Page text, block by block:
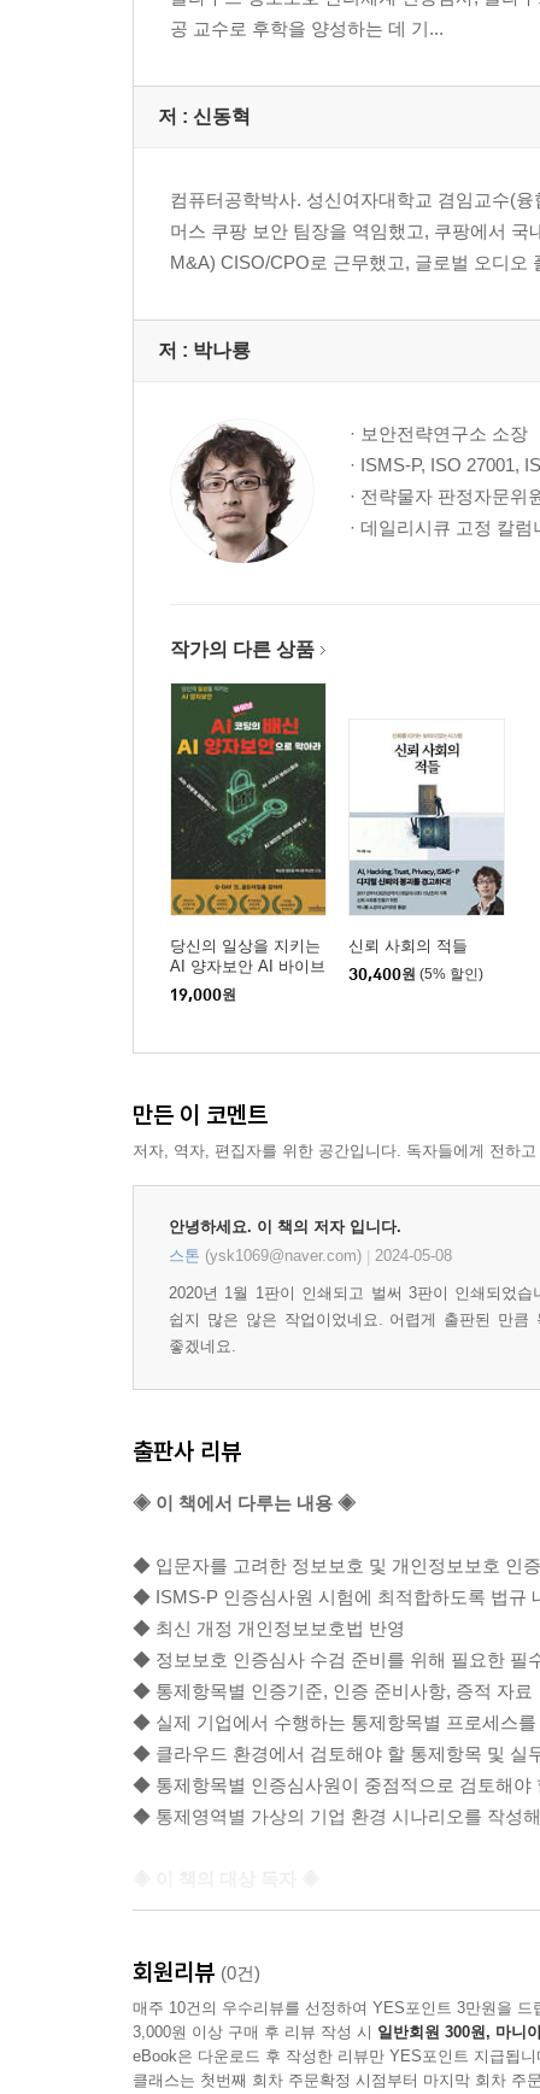
2.11.5 사고 대응 및 복구
__가. 인증 분야 및 항목 설명
2.12.2 재해복구 시험 및 개선
__나. 사례 연구
3.1 개인정보 수집 시 보호조치
__가. 인증 분야 및 항목 설명
3.1.3 주민등록번호 처리 제한
3.1.4 민감정보 및 고유식별정보의 처리 제한
3.1.5 개인정보 간접수집
3.1.6 영상정보처리기기 설치·운영
3.1.7 마케팅 목적의 개인정보 수집·이용
__가. 인증 분야 및 항목 설명
3.2.1 개인정보 현황 관리
3.2.2 개인정보 품질보장
3.2.3 이용자 단말기 접근 보호
3.2.4 개인정보 목적 외 이용 및 제공
3.2.5 가명정보 처리
3.3 개인정보 제공 시 보호조치
__가. 인증 분야 및 항목 설명
3.3.1 개인정보 제3자 제공
3.3.2 개인정보 처리 업무 위탁
3.3.3 영업의 양도 등에 따른 개인정보 이전
3.3.4 개인정보 국외이전
__가. 인증 분야 및 항목 설명
3.4.1 개인정보 파기
3.4.2 처리목적 달성 후 보유 시 조치
3.5 정보주체 권리보호
__가. 인증 분야 및 항목 설명
3.5.1 개인정보처리방침 공개
3.5.2 정보주체 권리보장
__나. 사례 연구
공 교수로 후학을 양성하는 데 기...
저 : 신동혁
컴퓨터공학박사. 성신여자대학교 겸임교수(
머스 쿠팡 보안 팀장을 역임했고, 쿠팡에서
M&A) CISO/CPO로 근무했고, 글로벌 오디오
저 : 박나룡
· 보안전략연구소 소장
· ISMS-P, ISO 27001,
· 전략물자 판정자문위
· 데일리시큐 고정 칼럼
작가의 다른 상품
당신의 일상을 지키는
AI 양자보안 AI 바이브
코딩의 배신 AI 양자보
안으로 막아라
19,000원
신뢰 사회의 적들
30,400원 (5% 할인)
만든 이 코멘트
저자, 역자, 편집자를 위한 공간입니다. 독자들에게 전하
안녕하세요. 이 책의 저자 입니다.
스톤 (ysk1069@naver.com) 2024-05-08
2020년 1월 1판이 인쇄되고 벌써 3판이 인쇄되었
쉽지 많은 않은 작업이었네요. 어렵게 출판된 만
좋겠네요.
출판사 리뷰
◈ 이 책에서 다루는 내용 ◈
◆ 입문자를 고려한 정보보호 및 개인정보보호 인
◆ ISMS-P 인증심사원 시험에 최적합하도록 법규
◆ 최신 개정 개인정보보호법 반영
◆ 정보보호 인증심사 수검 준비를 위해 필요한 필
◆ 통제항목별 인증기준, 인증 준비사항, 증적 자료
◆ 실제 기업에서 수행하는 통제항목별 프로세스
◆ 클라우드 환경에서 검토해야 할 통제항목 및 실
◆ 통제항목별 인증심사원이 중점적으로 검토해야
◆ 통제영역별 가상의 기업 환경 시나리오를 작성
추천한다.
또한 정보보호최고책임자, 개인정보보호책임자
환경에서의 ISMS-P 인증 실무지식을 쌓고 싶은
회원리뷰 (0건)
매주 10건의 우수리뷰를 선정하여 YES포인트 3만원을 드
3,000원 이상 구매 후 리뷰 작성 시 일반회원 300원, 마니
eBook은 다운로드 후 작성한 리뷰만 YES포인트 지급됩니
클래스는 첫번째 회차 주문확정 시점부터 마지막 회차 주